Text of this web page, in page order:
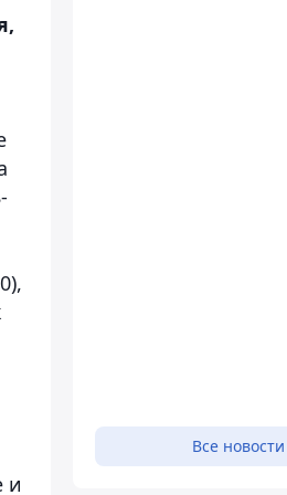
и
Все новости